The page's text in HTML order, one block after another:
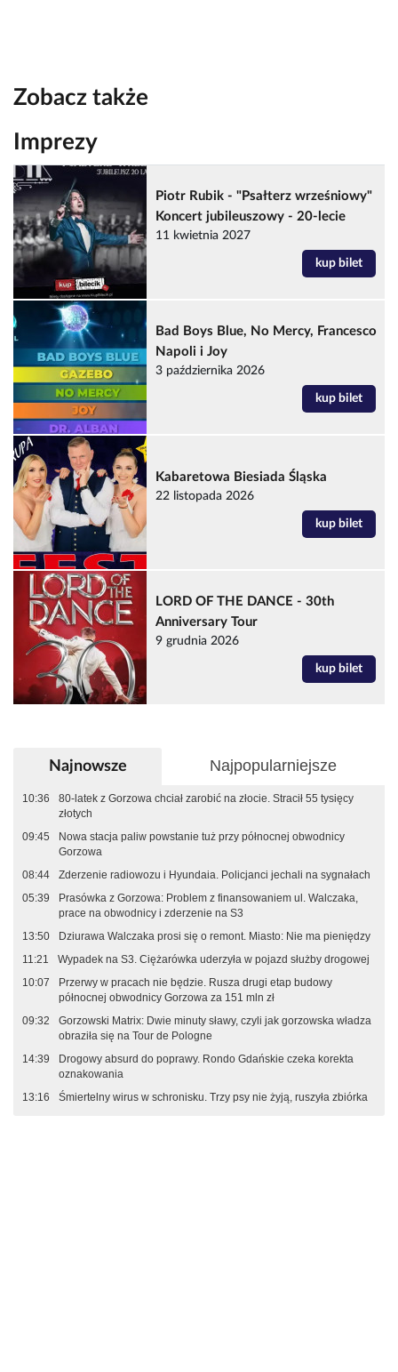
Zobacz także
Imprezy
Piotr Rubik - "Psałterz wrześniowy"
Koncert jubileuszowy - 20-lecie
11 kwietnia 2027
kup bilet
Bad Boys Blue, No Mercy, Francesco
Napoli i Joy
3 października 2026
kup bilet
Kabaretowa Biesiada Śląska
22 listopada 2026
kup bilet
LORD OF THE DANCE - 30th
Anniversary Tour
9 grudnia 2026
kup bilet
Najnowsze Najpopularniejsze
10:36
80-latek z Gorzowa chciał zarobić na złocie. Stracił 55 tysięcy
złotych
09:45
Nowa stacja paliw powstanie tuż przy północnej obwodnicy
Gorzowa
08:44
Zderzenie radiowozu i Hyundaia. Policjanci jechali na sygnałach
05:39
Prasówka z Gorzowa: Problem z finansowaniem ul. Walczaka,
prace na obwodnicy i zderzenie na S3
13:50
Dziurawa Walczaka prosi się o remont. Miasto: Nie ma pieniędzy
11:21
Wypadek na S3. Ciężarówka uderzyła w pojazd służby drogowej
10:07
Przerwy w pracach nie będzie. Rusza drugi etap budowy
północnej obwodnicy Gorzowa za 151 mln zł
09:32
Gorzowski Matrix: Dwie minuty sławy, czyli jak gorzowska władza
obraziła się na Tour de Pologne
14:39
Drogowy absurd do poprawy. Rondo Gdańskie czeka korekta
oznakowania
13:16
Śmiertelny wirus w schronisku. Trzy psy nie żyją, ruszyła zbiórka